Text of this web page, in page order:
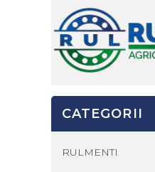
CATEGORII
RULMENTI